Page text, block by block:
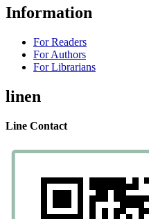
Information
For Readers
For Authors
For Librarians
linen
Line Contact